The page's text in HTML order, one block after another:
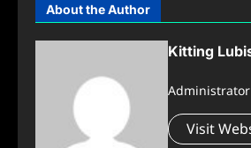
About the Author
Kitting
Administrator
Visit